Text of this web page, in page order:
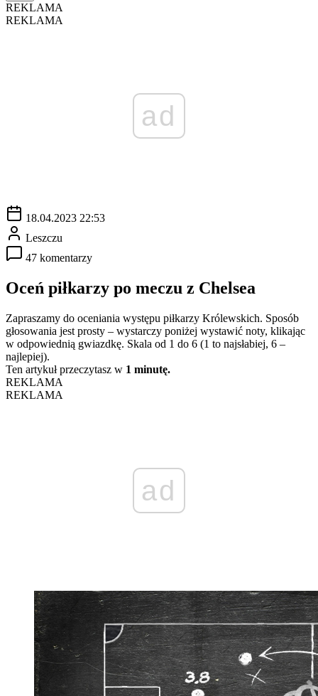
REKLAMA
REKLAMA
ad
18.04.2023 22:53
Leszczu
47 komentarzy
Oceń piłkarzy po meczu z Chelsea
Zapraszamy do oceniania występu piłkarzy Królewskich. Sposób
głosowania jest prosty – wystarczy poniżej wystawić noty, klikając
w odpowiednią gwiazdkę. Skala od 1 do 6 (1 to najsłabiej, 6 –
najlepiej).
Ten artykuł przeczytasz w 1 minutę.
REKLAMA
REKLAMA
ad